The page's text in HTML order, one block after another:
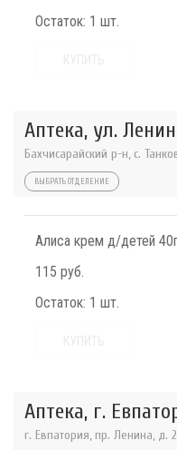
Остаток: 1 шт.
Аптека, ул.
Бахчисарайский р-н, с.
ВЫБРАТЬ ОТДЕЛЕНИЕ
Алиса крем д/детей
115 руб.
Остаток: 1 шт.
Аптека, г.
г. Евпатория, пр. Ленина, д.